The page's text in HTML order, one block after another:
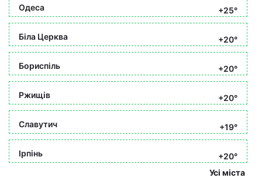
Одеса +25°
Біла Церква +20°
Бориспіль +20°
Ржищів +20°
Славутич +19°
Ірпінь
+20°
Усі міста